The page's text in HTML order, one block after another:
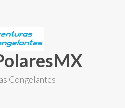
Congelantes